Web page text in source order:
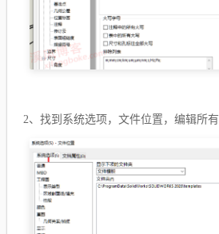
2、 找到系统选项，文件位置，编辑所有